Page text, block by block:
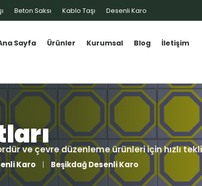
Beton Saksı Kablo Taşı Desenli Karo
Sayfa Ürünler Kurumsal Blog İletişim
Karo Beşikdağ Desenli Karo